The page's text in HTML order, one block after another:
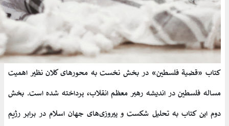
کتاب «قضیة فلسطین» در بخش نخست به محورهای کلان نظیر اهمیت
مساله فلسطین در اندیشه رهبر معظم انقلاب، پرداخته شده است. بخش
دوم این کتاب به تحلیل شکست‌ و پیروزی‌های جهان اسلام در برابر رژیم